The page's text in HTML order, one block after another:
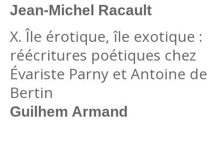
Jean-Michel Racault
X. Île érotique, île exotique :
réécritures poétiques chez
Évariste Parny et Antoine de
Bertin
Guilhem Armand